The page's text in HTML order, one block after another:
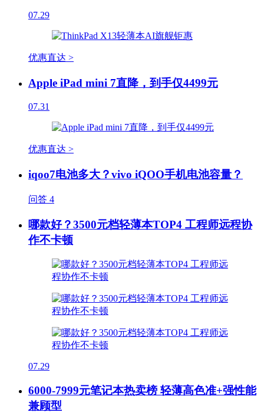
07.29
优惠直达 >
Apple iPad mini 7直降，到手仅4499元
07.31
优惠直达 >
iqoo7电池多大？vivo iQOO手机电池容量？
问答 4
哪款好？3500元档轻薄本TOP4 工程师远程协
作不卡顿
07.29
6000-7999元笔记本热卖榜 轻薄高色准+强性能
兼顾型